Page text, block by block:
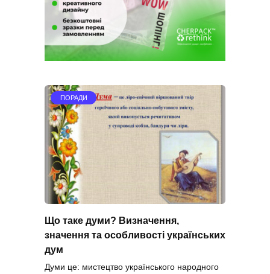
ПОРАДИ
Що таке думи? Визначення,
значення та особливості українських
дум
Думи це: мистецтво українського народного